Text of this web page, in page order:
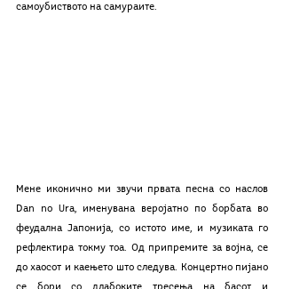
самоубиството на самураите.
Мене иконично ми звучи првата песна со наслов
Dan no Ura, именувана веројатно по борбата во
феудална Јапонија, со истото име, и музиката го
рефлектира токму тоа. Од припремите за војна, се
до хаосот и каењето што следува. Концертно пијано
се бори со длабоките тресења на басот и